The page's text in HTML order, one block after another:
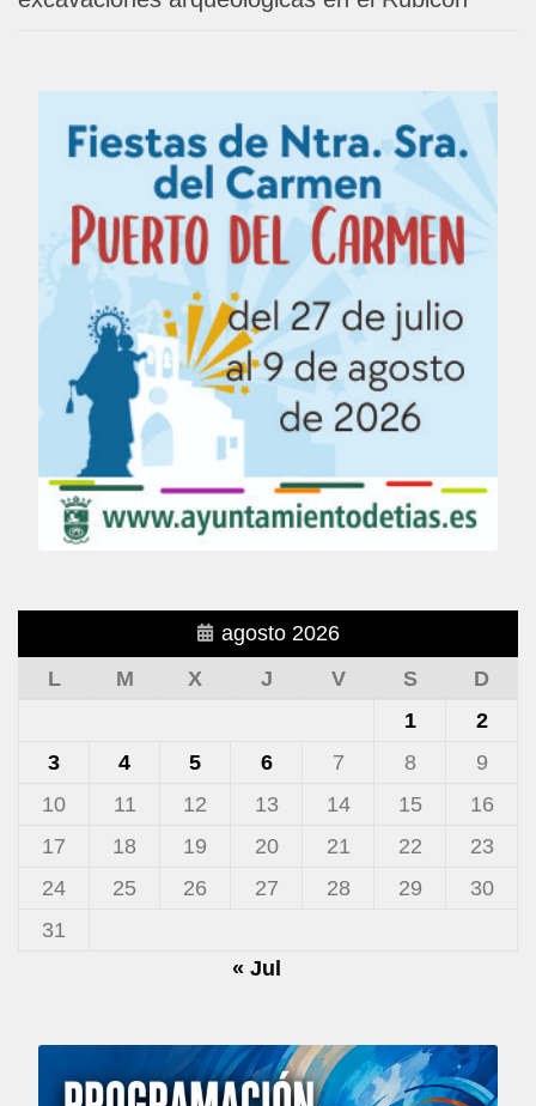
agosto 2026
L
M X J V S
D
1
2
3
4 5 6 7 8
9
10
11 12 13 14 15
16
17
18 19 20 21 22
23
24
25 26 27 28 29
30
31
« Jul